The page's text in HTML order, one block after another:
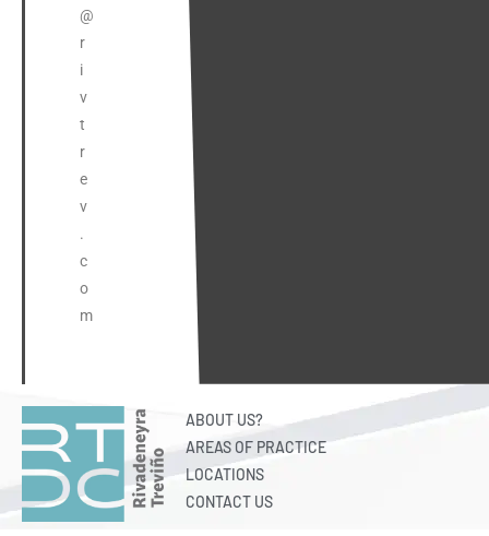
@
r
i
v
t
r
e
v
.
c
o
m
ABOUT US?
AREAS OF PRACTICE
LOCATIONS
CONTACT US